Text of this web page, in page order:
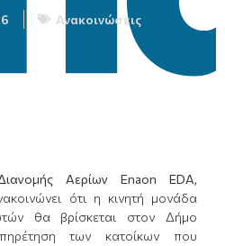
Ανακοινώσεις
Αερίων Enaon EDA,
ότι η κινητή μονάδα
θα βρίσκεται στον Δήμο
των κατοίκων που